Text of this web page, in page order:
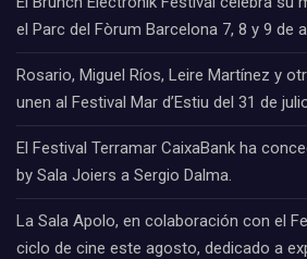
el Parc del Fòrum Barcelona 7, 8 y 9 de
Rosario, Miguel Ríos, Leire Martínez y
unen al Festival Mar d’Estiu del 31 de
El Festival Terramar CaixaBank ha
by Sala Joiers a Sergio Dalma.
La Sala Apolo, en colaboración con el
ciclo de cine este agosto, dedicado a